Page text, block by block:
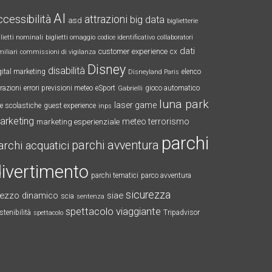
AI asd attrazioni big data biglietterie
nominali biglietti omaggio codice identificativo collaboratori
commissioni di vigilanza customer experience cx dati
marketing disabilità Disney Disneyland Paris elenco
errori previsioni meteo eSport Gabrielli gioco automatico
scolastiche guest experience inps laser game luna park
marketing esperienziale meteo terrorismo
acquatici parchi avventura parchi
parchi tematici parco avventura
dinamico scia sentenza siae sicurezza
spettacolo spettacolo viaggiante Tripadvisor